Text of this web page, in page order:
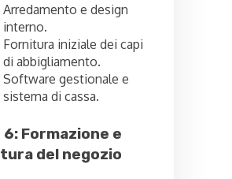
Arredamento e design
interno.
Fornitura iniziale dei capi
di abbigliamento.
Software gestionale e
sistema di cassa.
6: Formazione e
del negozio